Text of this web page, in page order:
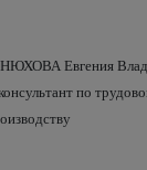
Евгения
по